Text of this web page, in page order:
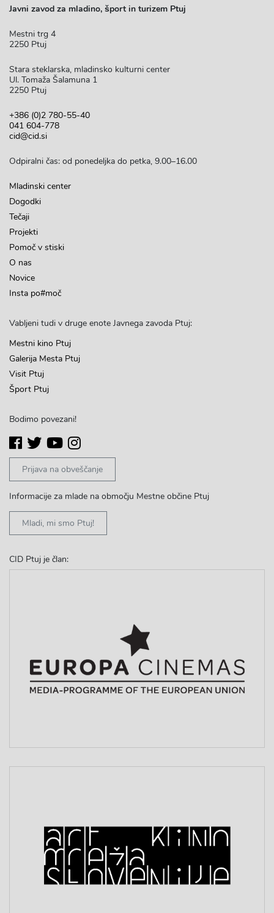
Javni zavod za mladino, šport in turizem Ptuj
Mestni trg 4
2250 Ptuj
Stara steklarska, mladinsko kulturni center
Ul. Tomaža Šalamuna 1
2250 Ptuj
+386 (0)2 780-55-40
041 604-778
cid@cid.si
Odpiralni čas: od ponedeljka do petka, 9.00–16.00
Mladinski center
Dogodki
Tečaji
Projekti
Pomoč v stiski
O nas
Novice
Insta po#moč
Vabljeni tudi v druge enote Javnega zavoda Ptuj:
Mestni kino Ptuj
Galerija Mesta Ptuj
Visit Ptuj
Šport Ptuj
Bodimo povezani!
Prijava na obveščanje
Informacije za mlade na območju Mestne občine Ptuj
Mladi, mi smo Ptuj!
CID Ptuj je član: